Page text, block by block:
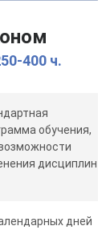
400 ч.
обучения,
дисциплин
дней